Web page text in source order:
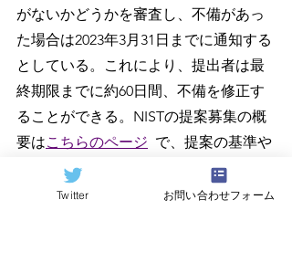
がないかどうかを審査し、不備があっ
た場合は2023年3月31日までに通知する
としている。これにより、提出者は最
終期限までに約60日間、不備を修正す
ることができる。NISTの提案募集の概
要はこちらのページ で、提案の基準や
手順を説明した詳細文書は
こちらのペ
を参照。
Twitter お問い合わせフォーム